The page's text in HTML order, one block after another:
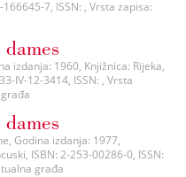
7, ISSN: , Vrsta zapisa:
izdanja: 1960, Knjižnica: Rijeka,
IV-12-3414, ISSN: , Vrsta
Godina izdanja: 1977,
ISBN: 2-253-00286-0, ISSN:
građa